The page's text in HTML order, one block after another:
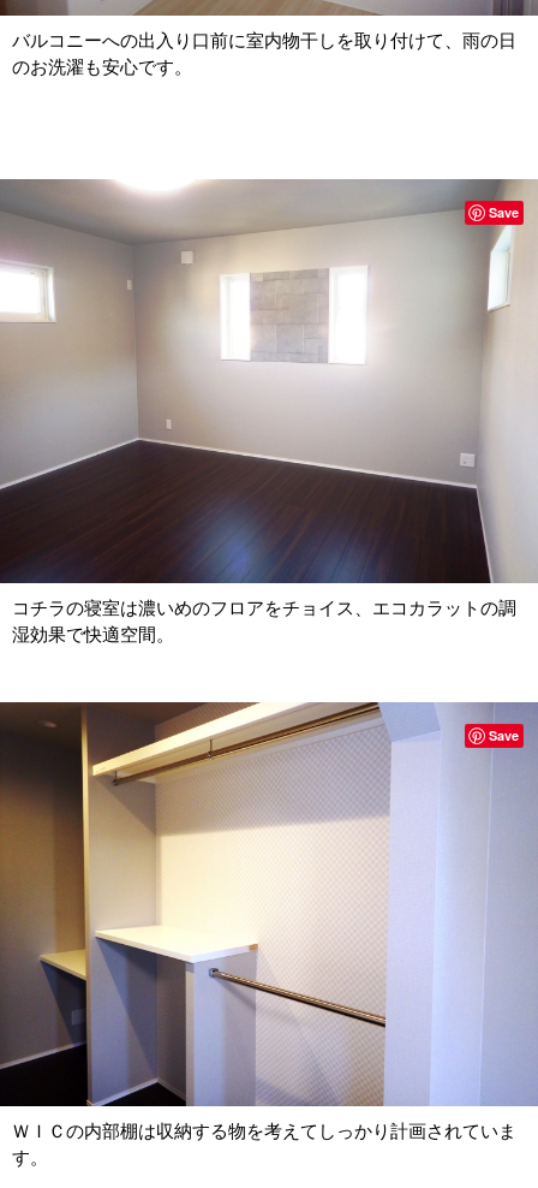
バルコニーへの出入り口前に室内物干しを取り付けて、雨の日
のお洗濯も安心です。
コチラの寝室は濃いめのフロアをチョイス、エコカラットの調
湿効果で快適空間。
Save
ＷＩＣの内部棚は収納する物を考えてしっかり計画されていま
す。
Save